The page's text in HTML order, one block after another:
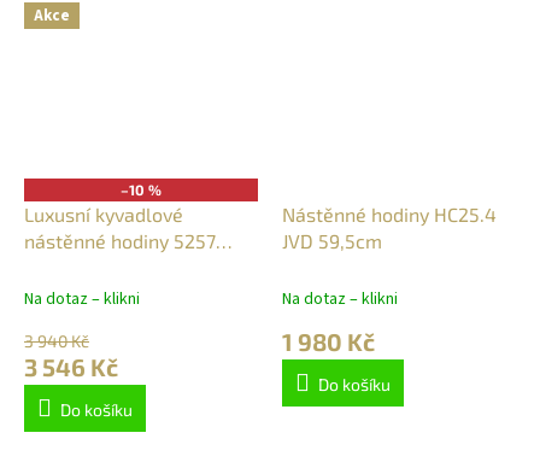
Akce
–10 %
Luxusní kyvadlové
nástěnné hodiny 5257
signálem 68cm
Na dotaz – klikni
3 940 Kč
3 546 Kč
Do košíku
Nástěnné hodiny HC25.4
JVD 59,5cm
Na dotaz – klikni
1 980 Kč
Do košíku